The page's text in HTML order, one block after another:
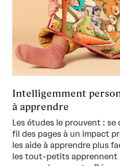
Intelligemment
à apprendre
Les études le prouvent :
fil des pages à un impact
les aide à apprendre plus
les tout-petits apprennent